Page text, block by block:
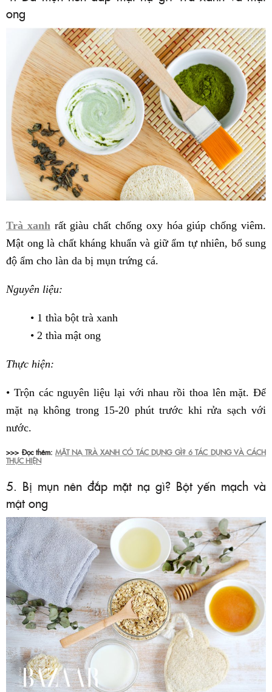
ong
Trà xanh rất giàu chất chống oxy hóa giúp chống viêm.
Mật ong là chất kháng khuẩn và giữ ẩm tự nhiên, bổ sung
độ ẩm cho làn da bị mụn trứng cá.
Nguyên liệu:
• 1 thìa bột trà xanh
• 2 thìa mật ong
Thực hiện:
• Trộn các nguyên liệu lại với nhau rồi thoa lên mặt. Để
mặt nạ không trong 15-20 phút trước khi rửa sạch với
nước.
>>> Đọc thêm: MẶT NẠ TRÀ XANH CÓ TÁC DỤNG GÌ? 6 TÁC DỤNG VÀ CÁCH
THỰC HIỆN
5. Bị mụn nên đắp mặt nạ gì? Bột yến mạch và
mật ong